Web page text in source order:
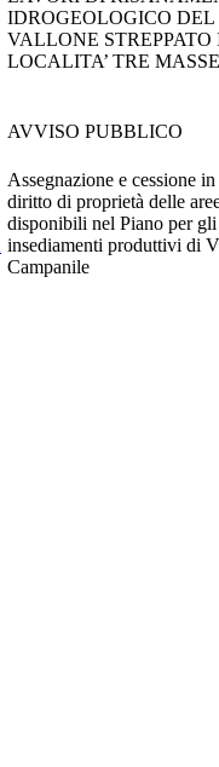
IDROGEOLOGICO DEL
VALLONE STREPPATO
LOCALITA’ TRE
AVVISO PUBBLICO
Assegnazione e cessione in
diritto di proprietà delle
disponibili nel Piano per gli
insediamenti produttivi di
Campanile